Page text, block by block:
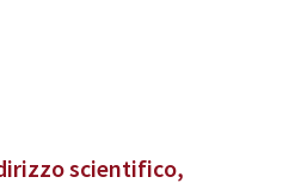
scientifico,